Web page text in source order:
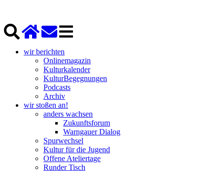
wir berichten
Onlinemagazin
Kulturkalender
KulturBegegnungen
Podcasts
Archiv
wir stoßen an!
anders wachsen
Zukunftsforum
Warngauer Dialog
Spurwechsel
Kultur für die Jugend
Offene Ateliertage
Runder Tisch